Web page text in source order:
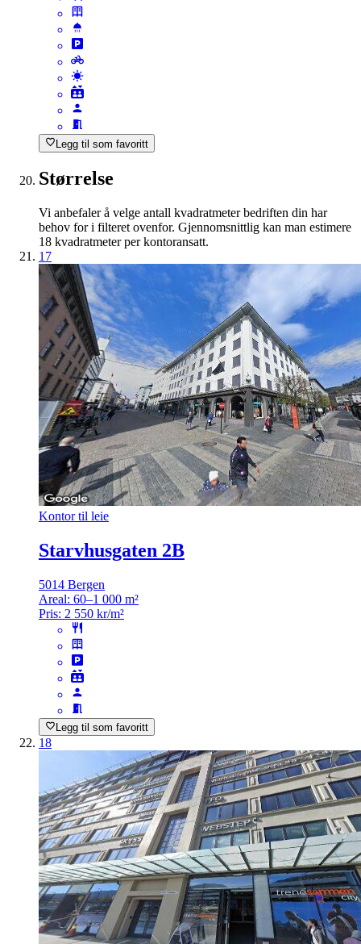
Legg til som favoritt
Størrelse
Vi anbefaler å velge antall kvadratmeter bedriften din har
behov for i filteret ovenfor. Gjennomsnittlig kan man estimere
18 kvadratmeter per kontoransatt.
17
Kontor til leie
Starvhusgaten 2B
5014 Bergen
Areal: 60–1 000 m²
Pris: 2 550 kr/m²
Legg til som favoritt
18